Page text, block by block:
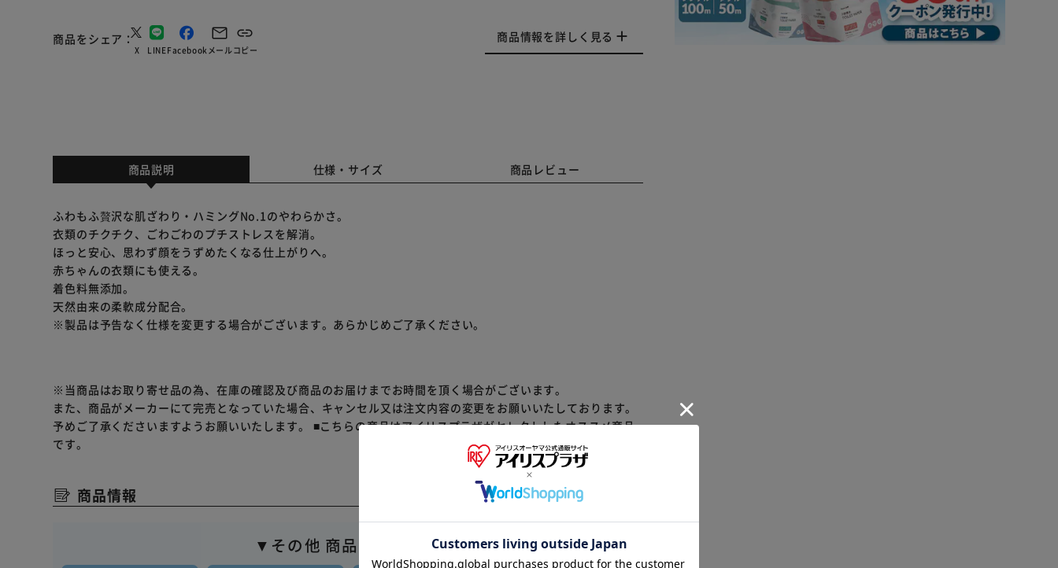
商品をシェア
X LINEFacebookメールコピー
商品情報を詳しく見る
商品説明 仕様・サイズ 商品レビュー
ふわもふ贅沢な肌ざわり・ハミングNo.1のやわらかさ。
衣類のチクチク、ごわごわのプチストレスを解消。
ほっと安心、思わず顔をうずめたくなる仕上がりへ。
赤ちゃんの衣類にも使える。
着色料無添加。
天然由来の柔軟成分配合。
※製品は予告なく仕様を変更する場合がございます。あらかじめご了承ください。
※当商品はお取り寄せ品の為、在庫の確認及び商品のお届けまでお時間を頂く場合がございます。
また、商品がメーカーにて完売となっていた場合、キャンセル又は注文内容の変更をお願いいたしております。
予めご了承くださいますようお願いいたします。 ■こちらの商品はアイリスプラザがセレクトしたオススメ商品
です。
商品情報
▼その他 商品はこちら▼
※ご確認ください